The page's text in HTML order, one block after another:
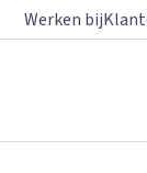
Werken bij